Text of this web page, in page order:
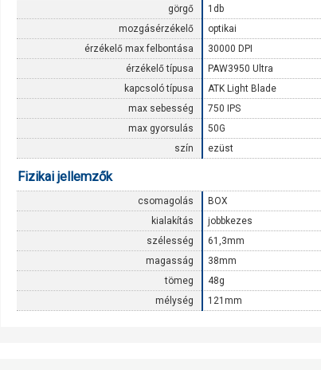
görgő
1db
mozgásérzékelő
optikai
érzékelő max felbontása
30000 DPI
érzékelő típusa
PAW3950 Ultra
kapcsoló típusa
ATK Light Blade
max sebesség
750 IPS
max gyorsulás
50G
szín
ezüst
Fizikai jellemzők
csomagolás
BOX
kialakítás
jobbkezes
szélesség
61,3mm
magasság
38mm
tömeg
48g
mélység
121mm